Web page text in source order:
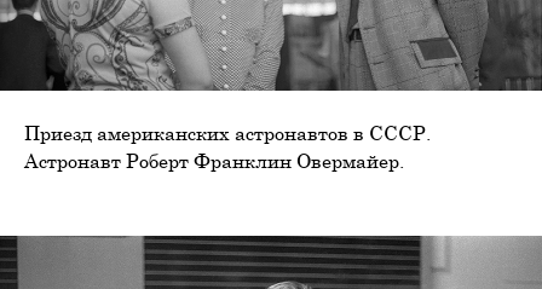
Приезд американских астронавтов в СССР.
Астронавт Роберт Франклин Овермайер.